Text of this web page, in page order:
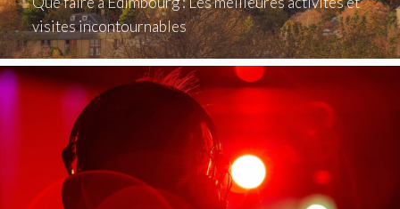
visites incontournables